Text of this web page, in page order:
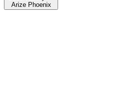
Arize Phoenix